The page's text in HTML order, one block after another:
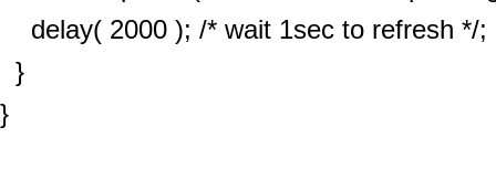
delay( 2000 ); /* wait 1sec to refresh */;
}
}